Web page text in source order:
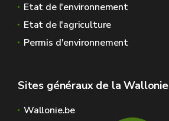
Etat de l'environnement
Etat de l'agriculture
Permis d'environnement
Sites généraux de la Wallonie
Wallonie.be